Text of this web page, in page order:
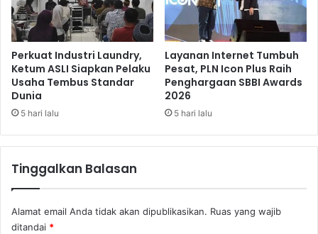
n
d
i
A
s
i
a
,
S
a
e
t
Perkuat Industri Laundry,
Ketum ASLI Siapkan Pelaku
Usaha Tembus Standar
Dunia
5 hari lalu
Layanan Internet Tumbuh
Pesat, PLN Icon Plus Raih
Penghargaan SBBI Awards
2026
5 hari lalu
Tinggalkan Balasan
Alamat email Anda tidak akan dipublikasikan. Ruas yang wajib
ditandai *